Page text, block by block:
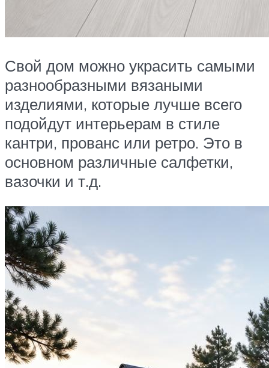
Свой дом можно украсить самыми
разнообразными вязаными
изделиями, которые лучше всего
подойдут интерьерам в стиле
кантри, прованс или ретро. Это в
основном различные салфетки,
вазочки и т.д.